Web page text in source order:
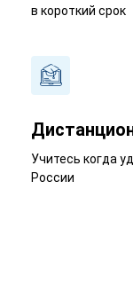
в короткий срок
Учитесь когда
России